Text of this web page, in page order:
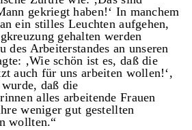
gekriegt haben!‘ In manchem
ein stilles Leuchten aufgehen,
gehalten werden
des Arbeiterstandes an unseren
‚Wie schön ist es, daß die
auch für uns arbeiten wollen!‘,
daß die
alles arbeitende Frauen
weniger gut gestellten
wollten.“